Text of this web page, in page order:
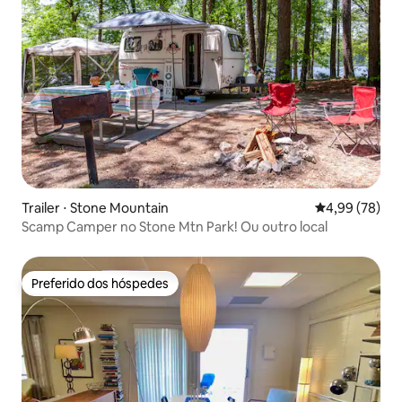
Trailer ⋅ Stone Mountain 4,99 de uma
4,99 (78)
Scamp Camper no Stone Mtn Park! Ou outro local
Preferido dos hóspedes
Preferido dos hóspedes